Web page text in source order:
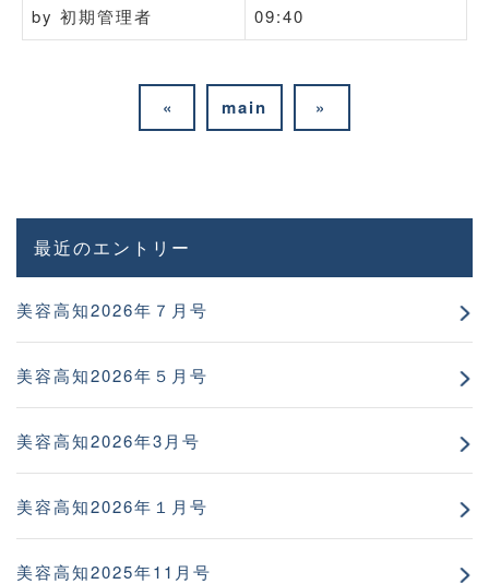
by 初期管理者 09:40
« main »
最近のエントリー
美容高知2026年７月号
美容高知2026年５月号
美容高知2026年3月号
美容高知2026年１月号
美容高知2025年11月号